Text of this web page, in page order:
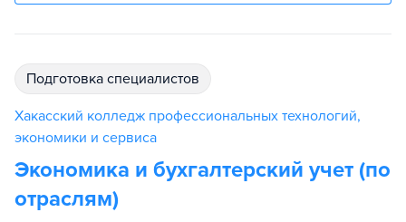
подготовка специалистов
Хакасский колледж профессиональных технологий,
экономики и сервиса
Экономика и бухгалтерский учет (по
отраслям)